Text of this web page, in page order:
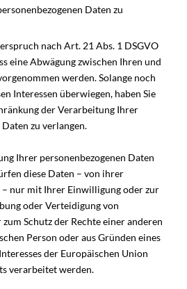
Daten zu
nach Art. 21 Abs. 1 DSGVO
eine Abwägung zwischen Ihren und
werden. Solange noch
Interessen überwiegen, haben Sie
der Verarbeitung Ihrer
zu verlangen.
Ihrer personenbezogenen Daten
diese Daten – von ihrer
– nur mit Ihrer Einwilligung oder zur
oder Verteidigung von
Schutz der Rechte einer anderen
Person oder aus Gründen eines
der Europäischen Union
verarbeitet werden.